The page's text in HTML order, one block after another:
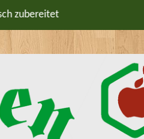
zubereitet